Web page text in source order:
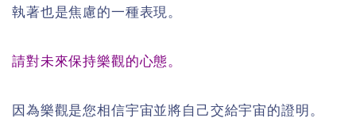
執著也是焦慮的一種表現。
請對未來保持樂觀的心態。
因為樂觀是您相信宇宙並將自己交給宇宙的證明。